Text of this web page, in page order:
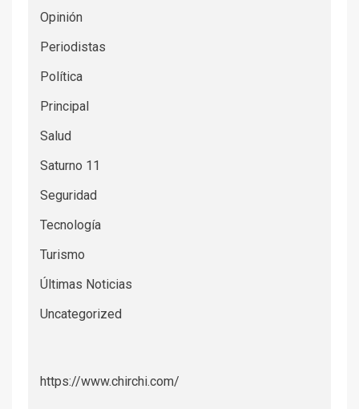
Opinión
Periodistas
Política
Principal
Salud
Saturno 11
Seguridad
Tecnología
Turismo
Últimas Noticias
Uncategorized
https://www.chirchi.com/